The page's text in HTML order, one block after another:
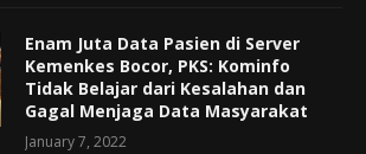
Enam Juta Data Pasien di Server
Kemenkes Bocor, PKS: Kominfo
Tidak Belajar dari Kesalahan dan
Gagal Menjaga Data Masyarakat
January 7, 2022